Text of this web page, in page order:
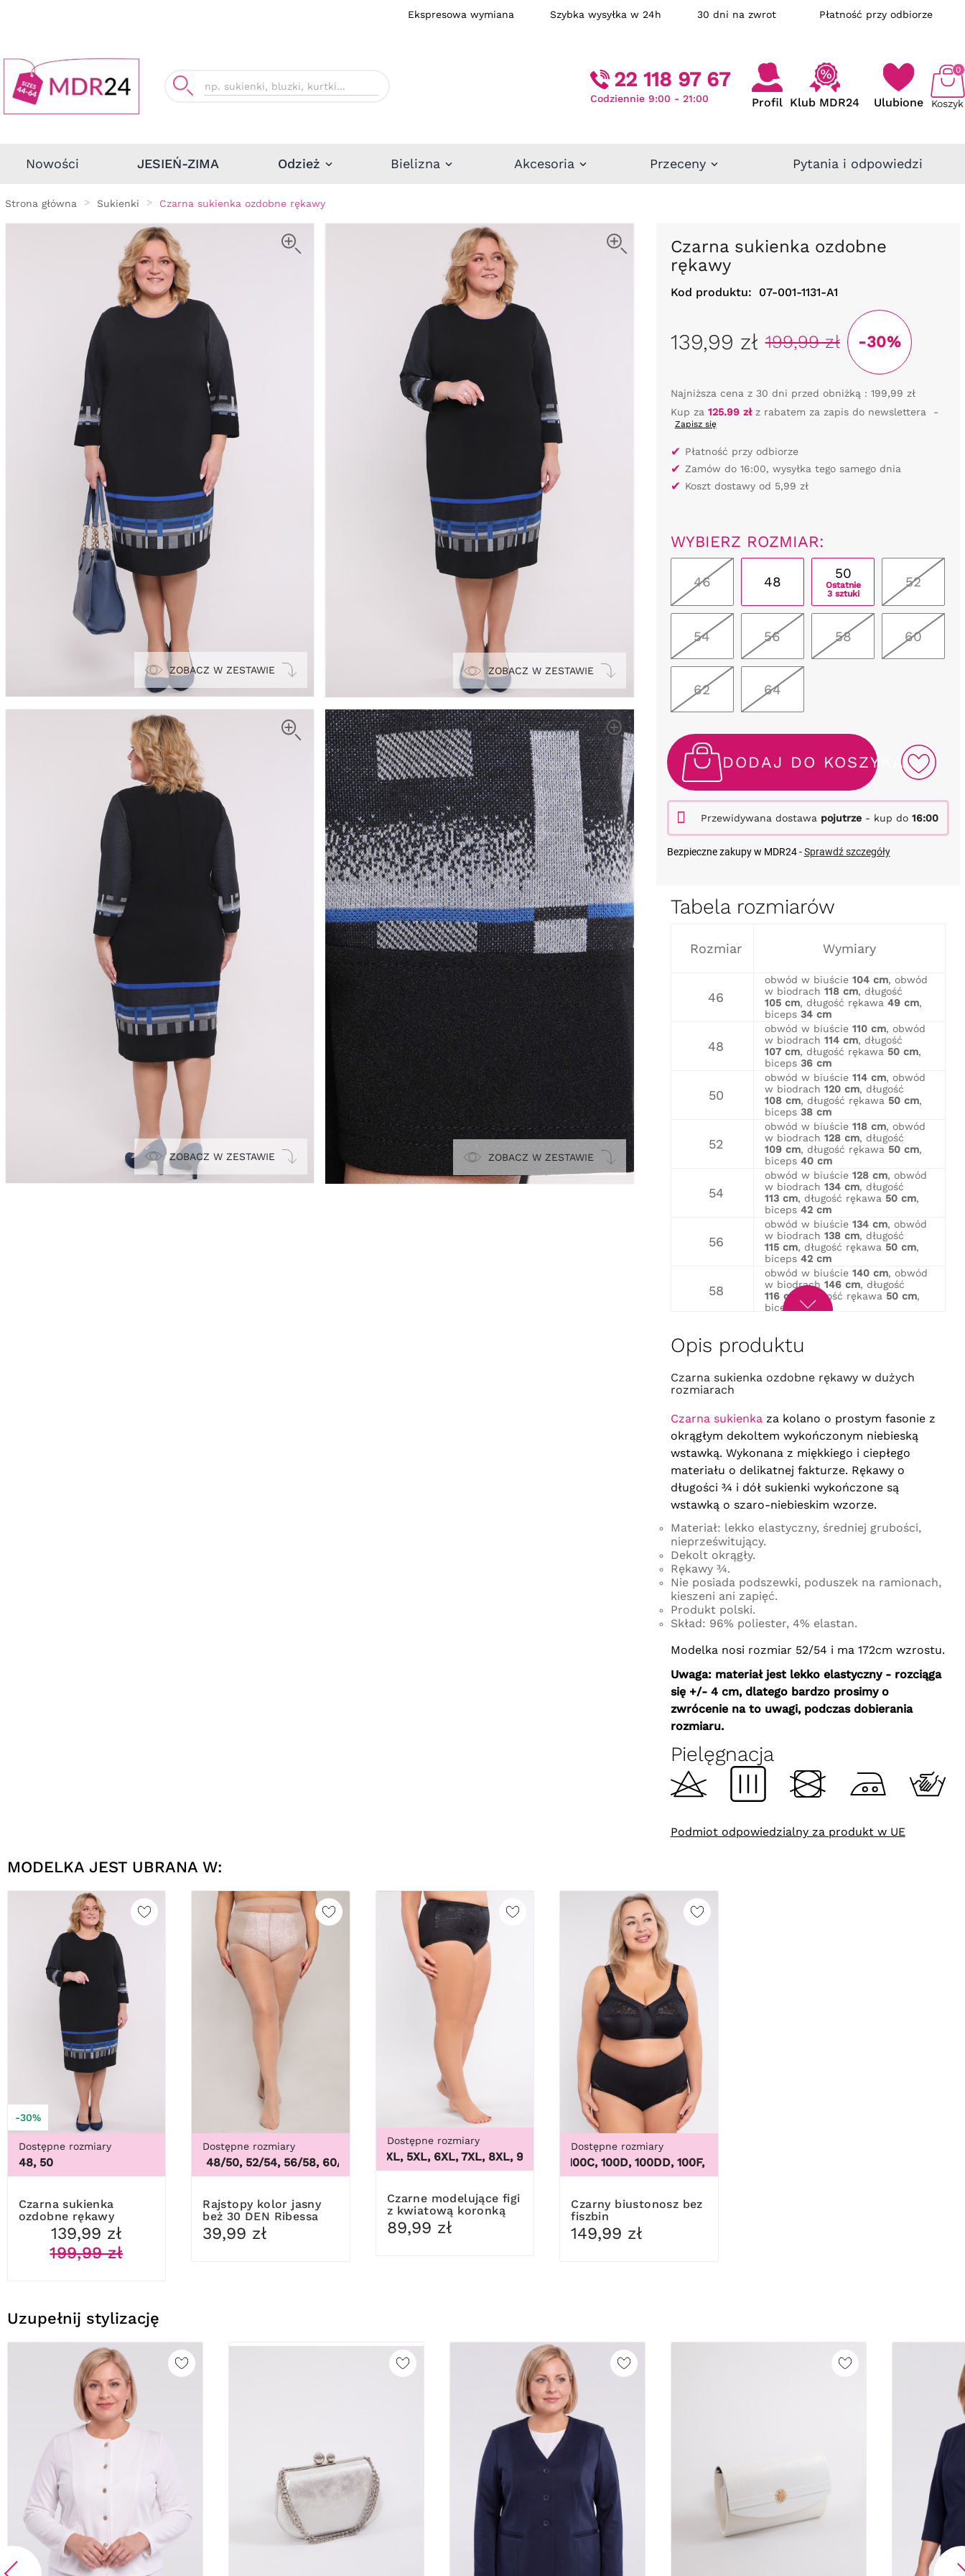
Ekspresowa wymiana Szybka wysyłka w 24h 30 dni na zwrot Płatność przy odbiorze
22 118 97 67
Codziennie 9:00 - 21:00 Profil Klub MDR24 Ulubione Koszyk
0
Nowości JESIEŃ-ZIMA Odzież Bielizna Akcesoria Przeceny Pytania i odpowiedzi
Strona główna Sukienki Czarna sukienka ozdobne rękawy
ZOBACZ W ZESTAWIE ZOBACZ W ZESTAWIE
ZOBACZ W ZESTAWIE ZOBACZ W ZESTAWIE
Czarna sukienka ozdobne
rękawy
Kod produktu: 07-001-1131-A1
139,99 zł 199,99 zł -30%
Najniższa cena z 30 dni przed obniżką : 199,99 zł
Kup za 125.99 złz rabatem za zapis do newslettera -
Zapisz się
✔ Płatność przy odbiorze
✔ Zamów do 16:00, wysyłka tego samego dnia
✔ Koszt dostawy od 5,99 zł
WYBIERZ ROZMIAR:
46 48
50
Ostatnie
3 sztuki
52
54 56 58 60
62 64
DODAJ DO KOSZYKA
Przewidywana dostawa pojutrze- kup do 16:00
Bezpieczne zakupy w MDR24 -Sprawdź szczegóły
Tabela rozmiarów
Rozmiar Wymiary
46
obwód w biuście 104 cm, obwód
w biodrach 118 cm, długość
105 cm, długość rękawa 49 cm,
biceps 34 cm
48
obwód w biuście 110 cm, obwód
w biodrach 114 cm, długość
107 cm, długość rękawa 50 cm,
biceps 36 cm
50
obwód w biuście 114 cm, obwód
w biodrach 120 cm, długość
108 cm, długość rękawa 50 cm,
biceps 38 cm
52
obwód w biuście 118 cm, obwód
w biodrach 128 cm, długość
109 cm, długość rękawa 50 cm,
biceps 40 cm
54
obwód w biuście 128 cm, obwód
w biodrach 134 cm, długość
113 cm, długość rękawa 50 cm,
biceps 42 cm
56
obwód w biuście 134 cm, obwód
w biodrach 138 cm, długość
115 cm, długość rękawa 50 cm,
biceps 42 cm
58
obwód w biuście 140 cm, obwód
w biodrach 146 cm, długość
116 cm
, długość rękawa 50 cm,
biceps
44 cm
60
118 cm , długość rękawa
biceps
62
obwód w biuście 152 cm
, obwód
w biodrach 160 cm , długość
64
obwód w biuście 156 cm, obwód
w biodrach
164 cm, długość
120 cm, długość rękawa 50 cm,
biceps
48 cm
Opis produktu
Czarna sukienka ozdobne rękawy w dużych
rozmiarach
Czarna sukienkaza kolano o prostym fasonie z
okrągłym dekoltem wykończonym niebieską
wstawką. Wykonana z miękkiego i ciepłego
materiału o delikatnej fakturze. Rękawy o
długości ¾ i dół sukienki wykończone są
wstawką o szaro-niebieskim wzorze.
Materiał: lekko elastyczny, średniej grubości,
nieprześwitujący.
Dekolt okrągły.
Rękawy ¾.
Nie posiada podszewki, poduszek na ramionach,
kieszeni ani zapięć.
Produkt polski.
Skład: 96% poliester, 4% elastan.
Modelka nosi rozmiar 52/54 i ma 172cm wzrostu.
Uwaga: materiał jest lekko elastyczny - rozciąga
się +/- 4 cm, dlatego bardzo prosimy o
zwrócenie na to uwagi, podczas dobierania
rozmiaru.
Pielęgnacja
Podmiot odpowiedzialny za produkt w UE
MODELKA JEST UBRANA W:
-30%
Dostępne rozmiary
48, 50
Czarna sukienka
ozdobne rękawy
139,99 zł
199,99 zł
Dostępne rozmiary
44/46, 48/50, 52/54, 56/58, 60/62 44/46, 48/50, 52/54, 56/58, 60/62
Rajstopy kolor jasny
beż 30 DEN Ribessa
39,99 zł
Dostępne rozmiary
3XL, 4XL, 5XL, 6XL, 7XL, 8XL, 9XL 3XL, 4XL, 5XL, 6XL, 7XL, 8XL, 9XL
Czarne modelujące figi
z kwiatową koronką
89,99 zł
Dostępne rozmiary
100B, 100C, 100D, 100DD, 100F, 100G, 100H, 100I, 100J, 100K, 105B, 105C, 105D,
Czarny biustonosz bez
fiszbin
149,99 zł
Uzupełnij stylizację